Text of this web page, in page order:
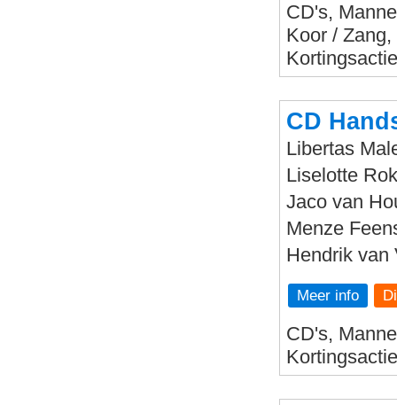
CD's,
Koor /
CD
Libertas
Liselotte
Jaco van
Menze
Hendrik van
Meer info
CD's,